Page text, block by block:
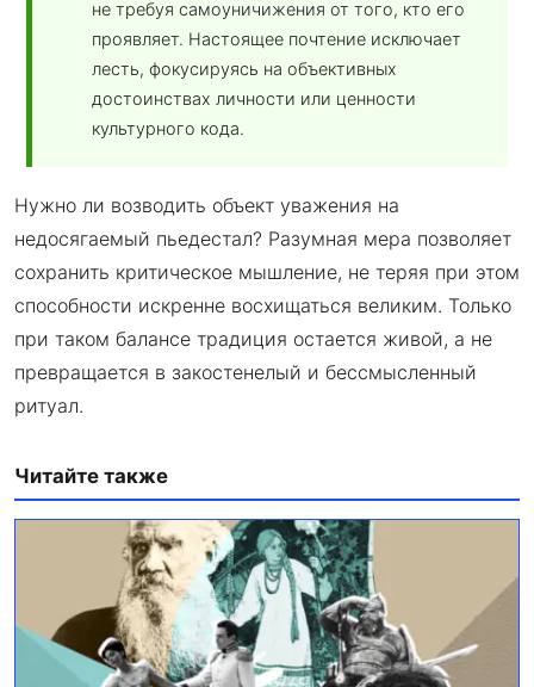
не требуя самоуничижения от того, кто его
проявляет. Настоящее почтение исключает
лесть, фокусируясь на объективных
достоинствах личности или ценности
культурного кода.
Нужно ли возводить объект уважения на
недосягаемый пьедестал? Разумная мера позволяет
сохранить критическое мышление, не теряя при этом
способности искренне восхищаться великим. Только
при таком балансе традиция остается живой, а не
превращается в закостенелый и бессмысленный
ритуал.
Читайте также